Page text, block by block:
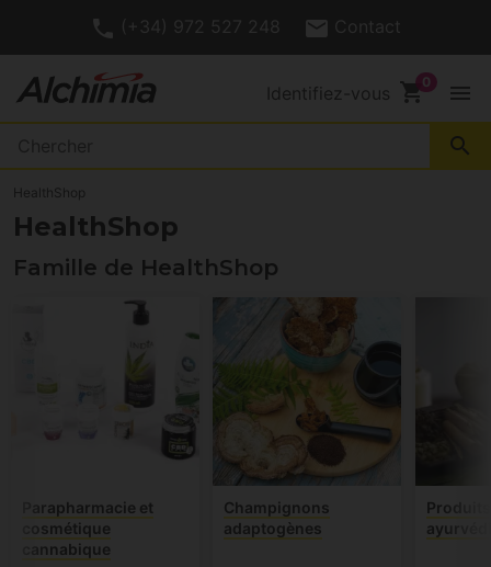
(+34) 972 527 248 Contact
Identifiez-vous shopping_cart menu
search
HealthShop
HealthShop
Famille de HealthShop
Parapharmacie et
cosmétique
cannabique
Champignons
adaptogènes
Produits